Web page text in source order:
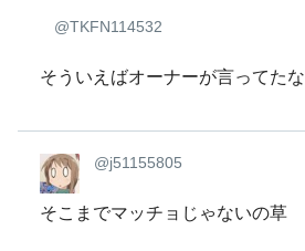
@TKFN114532
そういえばオーナーが言ってたな
@j51155805
そこまでマッチョじゃないの草